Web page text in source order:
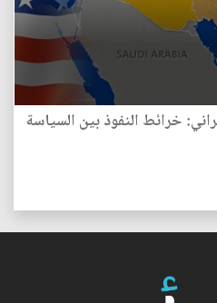
خرائط النفوذ بين السياسة